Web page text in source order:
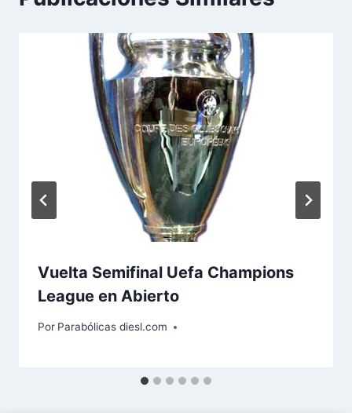
Vuelta Semifinal Uefa Champions
League en Abierto
Por Parabólicas diesl.com